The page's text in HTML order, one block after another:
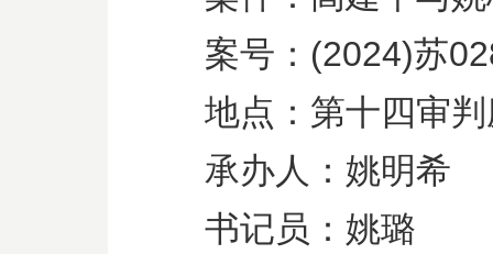
案号： (2024)苏
地点：第十四审
承办人：姚明希
书记员：姚璐